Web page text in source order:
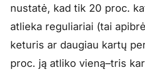
nustatė, kad tik 20 proc.
atlieka reguliariai (tai
keturis ar daugiau kartų
proc. ją atliko vieną–tris